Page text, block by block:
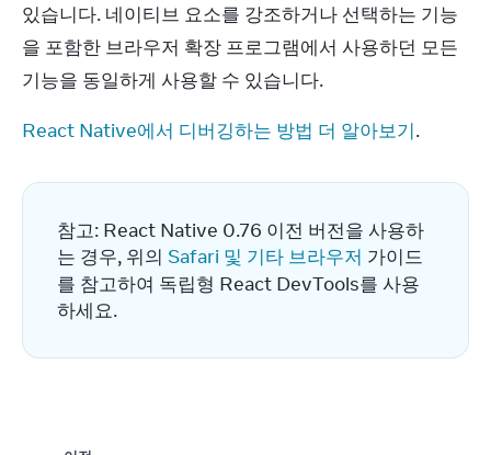
있습니다. 네이티브 요소를 강조하거나 선택하는 기능
을 포함한 브라우저 확장 프로그램에서 사용하던 모든
기능을 동일하게 사용할 수 있습니다.
React Native에서 디버깅하는 방법 더 알아보기.
참고: React Native 0.76 이전 버전을 사용하
는 경우, 위의 Safari 및 기타 브라우저 가이드
를 참고하여 독립형 React DevTools를 사용
하세요.